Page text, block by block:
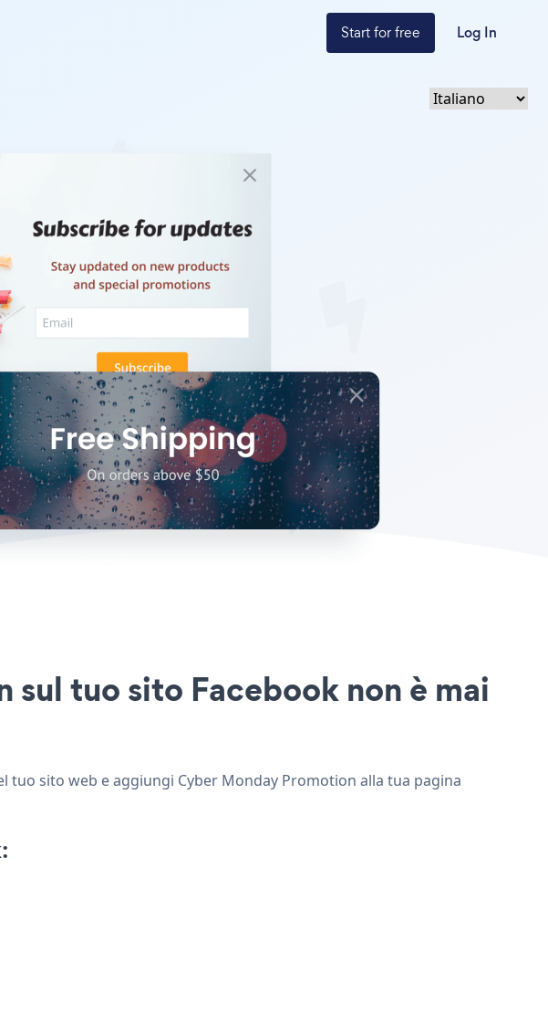
Start for free Log In
tuo sito Facebook non è mai
tuo sito web e aggiungi Cyber Monday Promotion alla tua pagina